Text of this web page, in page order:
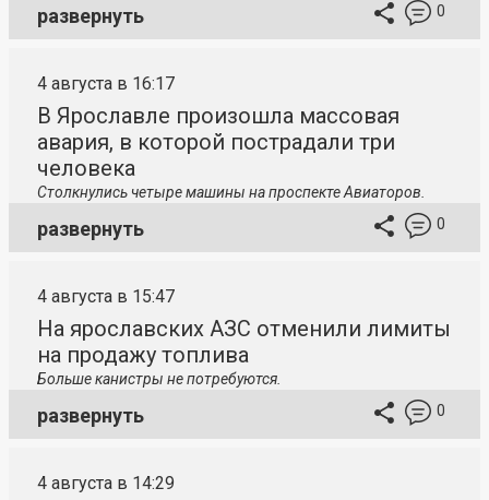
развернуть 0
4 августа в 16:17
В Ярославле произошла массовая
авария, в которой пострадали три
человека
Столкнулись четыре машины на проспекте Авиаторов.
развернуть 0
4 августа в 15:47
На ярославских АЗС отменили лимиты
на продажу топлива
Больше канистры не потребуются.
развернуть 0
4 августа в 14:29